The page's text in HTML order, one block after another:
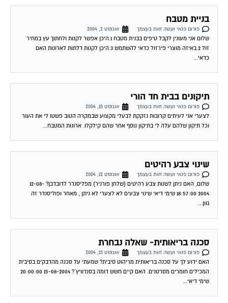
בניית מטבח
פורום פנאי ועשה זאת בעצמך
שלום אני מעונין לקבל טיפים בבנית מטבח 1.היכן אפשר לקנות ולחתוך עץ במחיר
זול 2.באיזה מוצרי פירזול כדאי להשתמש 3.היכן לקנות דלתות לארונות האם
כדאי...
תיקונים בבית חד הורי
פורום פנאי ועשה זאת בעצמך
לצערי אני לעיתים קרובות נזקקת לבעלי מקצוע שבמקרה הטוב פשטו לי את העור
וכל תיקון שלהם עלה לי בתיקון נוסף אחר שהם קילקלו. ארונות המטבח...
שינוי צבע רהיטים
פורום פנאי ועשה זאת בעצמך
2004 18:57:00 שימי דיאי שינוי צבעים לא לצערי לא ניתן , מאחר ופוליסנדר זה
גוון...
סכנה בריאותית- שאלה נבחרת
פורום פנאי ועשה זאת בעצמך
אוגוסט 15, 2004
האם ידוע לך על סכנה בריאותית מריהוט סיבית? שמעתי על סכנה מהדבקים בסיבית
המכילים חומרים מסרטנים. האם קיים חשש דומה בסנדוויץ´? 15-08-2004 20:00:00
שימי דיאי...